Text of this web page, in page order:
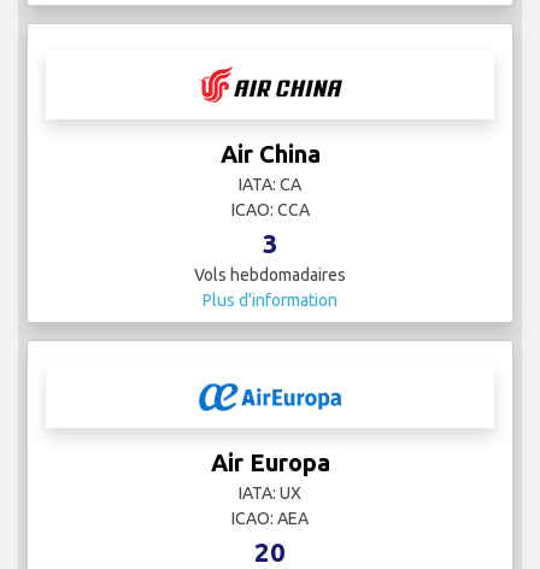
Air China
IATA: CA
ICAO: CCA
3
Vols hebdomadaires
Plus d'information
Air Europa
IATA: UX
ICAO: AEA
20